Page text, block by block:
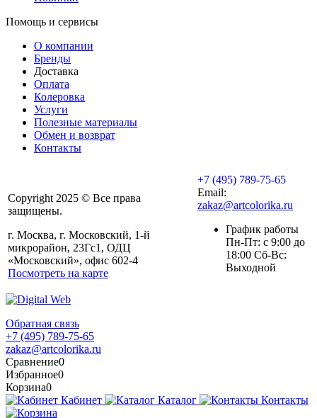
Помощь и сервисы
О компании
Бренды
Доставка
Оплата
Колеровка
Услуги
Полезные материалы
Обмен и возврат
Контакты
Copyright 2025 © Все права
защищены.
г. Москва, г. Московский, 1-й
микрорайон, 23Гс1, ОДЦ
«Московский», офис 602-4
Посмотреть на карте
+7 (495) 789-75-65
Email:
zakaz@artcolorika.ru
График работы
Пн-Пт: с 9:00 до
18:00 Сб-Вс:
Выходной
Обратная связь
+7 (495) 789-75-65
zakaz@artcolorika.ru
Сравнение0
Избранное0
Корзина0
Кабинет
Каталог Контакты